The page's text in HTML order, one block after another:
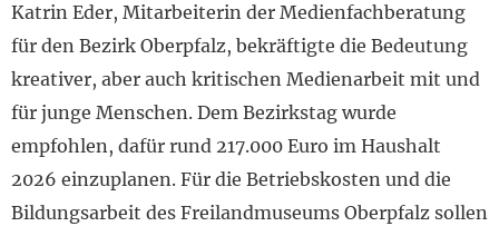
Katrin Eder, Mitarbeiterin der Medienfachberatung
für den Bezirk Oberpfalz, bekräftigte die Bedeutung
kreativer, aber auch kritischen Medienarbeit mit und
für junge Menschen. Dem Bezirkstag wurde
empfohlen, dafür rund 217.000 Euro im Haushalt
2026 einzuplanen. Für die Betriebskosten und die
Bildungsarbeit des Freilandmuseums Oberpfalz sollen